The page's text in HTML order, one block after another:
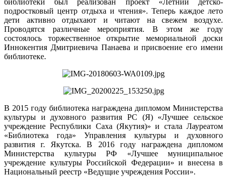
библиотеки был реализован проект «Летний детско-
подростковый центр отдыха и чтения». Теперь каждое лето
дети активно отдыхают и читают на свежем воздухе.
Проводятся различные мероприятия. В этом же году
состоялось торжественное открытие мемориальной доски
Иннокентия Дмитриевича Панаева и присвоение его имени
библиотеке.
В 2015 году библиотека награждена дипломом Министерства
культуры и духовного развития РС (Я) «Лучшее сельское
учреждение Республики Саха (Якутия)» и стала Лауреатом
«Библиотека года» Управления культуры и духовного
развития г. Якутска. В 2016 году награждена дипломом
Министерства культуры РФ «Лучшее муниципальное
учреждение культуры Российской Федерации» и внесена в
Национальный реестр «Ведущие учреждения России».